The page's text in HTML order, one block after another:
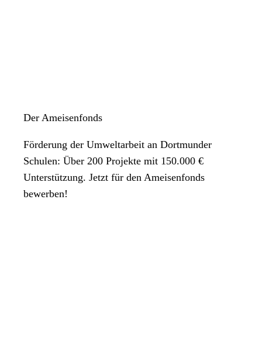
Der Ameisenfonds
Förderung der Umweltarbeit an Dortmunder
Schulen: Über 200 Projekte mit 150.000 €
Unterstützung. Jetzt für den Ameisenfonds
bewerben!